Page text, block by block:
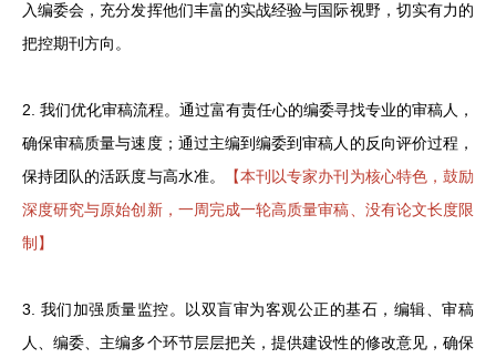
入编委会，充分发挥他们丰富的实战经验与国际视野，切实有力的
把控期刊方向。
2. 我们优化审稿流程。通过富有责任心的编委寻找专业的审稿人，
确保审稿质量与速度；通过主编到编委到审稿人的反向评价过程，
保持团队的活跃度与高水准。
【本刊以专家办刊为核心特色，鼓励
深度研究与原始创新，一周完成一轮高质量审稿、没有论文长度限
制】
3. 我们加强质量监控。以双盲审为客观公正的基石，编辑、审稿
人、编委、主编多个环节层层把关，提供建设性的修改意见，确保